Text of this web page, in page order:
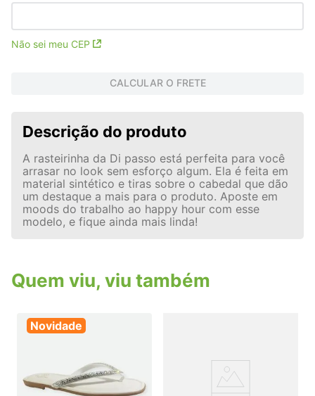
Não sei meu CEP
CALCULAR O FRETE
Descrição do produto
A rasteirinha da Di passo está perfeita para você
arrasar no look sem esforço algum. Ela é feita em
material sintético e tiras sobre o cabedal que dão
um destaque a mais para o produto. Aposte em
moods do trabalho ao happy hour com esse
modelo, e fique ainda mais linda!
Quem viu, viu também
Novidade